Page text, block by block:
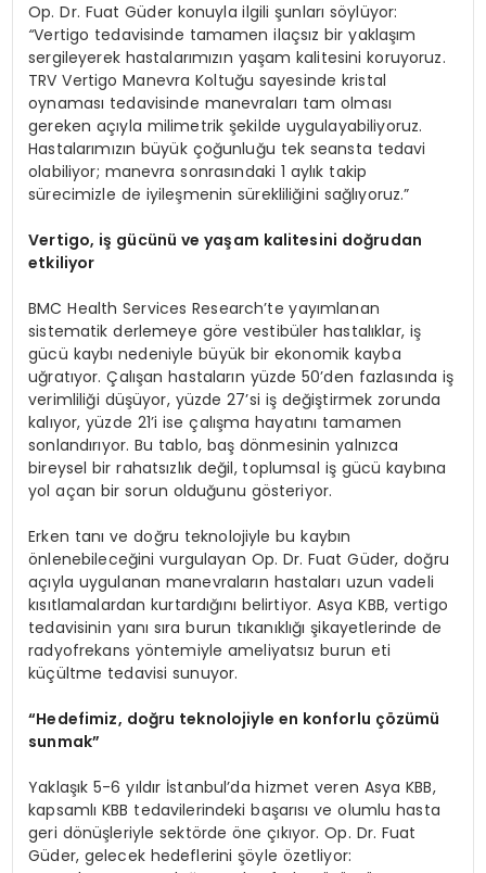
Op. Dr. Fuat Güder konuyla ilgili şunları söylüyor:
“Vertigo tedavisinde tamamen ilaçsız bir yaklaşım
sergileyerek hastalarımızın yaşam kalitesini koruyoruz.
TRV Vertigo Manevra Koltuğu sayesinde kristal
oynaması tedavisinde manevraları tam olması
gereken açıyla milimetrik şekilde uygulayabiliyoruz.
Hastalarımızın büyük çoğunluğu tek seansta tedavi
olabiliyor; manevra sonrasındaki 1 aylık takip
sürecimizle de iyileşmenin sürekliliğini sağlıyoruz.”
Vertigo, iş gücünü ve yaşam kalitesini doğrudan
etkiliyor
BMC Health Services Research’te yayımlanan
sistematik derlemeye göre vestibüler hastalıklar, iş
gücü kaybı nedeniyle büyük bir ekonomik kayba
uğratıyor. Çalışan hastaların yüzde 50’den fazlasında iş
verimliliği düşüyor, yüzde 27’si iş değiştirmek zorunda
kalıyor, yüzde 21’i ise çalışma hayatını tamamen
sonlandırıyor. Bu tablo, baş dönmesinin yalnızca
bireysel bir rahatsızlık değil, toplumsal iş gücü kaybına
yol açan bir sorun olduğunu gösteriyor.
Erken tanı ve doğru teknolojiyle bu kaybın
önlenebileceğini vurgulayan Op. Dr. Fuat Güder, doğru
açıyla uygulanan manevraların hastaları uzun vadeli
kısıtlamalardan kurtardığını belirtiyor. Asya KBB, vertigo
tedavisinin yanı sıra burun tıkanıklığı şikayetlerinde de
radyofrekans yöntemiyle ameliyatsız burun eti
küçültme tedavisi sunuyor.
“Hedefimiz, doğru teknolojiyle en konforlu çözümü
sunmak”
Yaklaşık 5-6 yıldır İstanbul’da hizmet veren Asya KBB,
kapsamlı KBB tedavilerindeki başarısı ve olumlu hasta
geri dönüşleriyle sektörde öne çıkıyor. Op. Dr. Fuat
Güder, gelecek hedeflerini şöyle özetliyor: